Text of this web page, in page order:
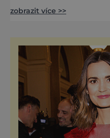
rekonstrukce
moderní zážitky do
turistických míst –
přibližně pětileté
zobrazit více >>